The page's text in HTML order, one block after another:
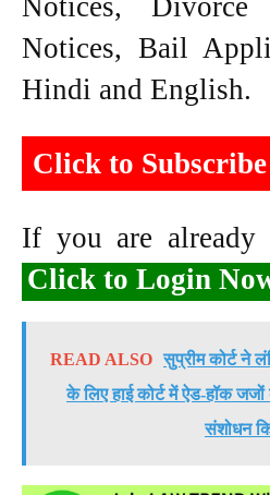
Notices, Bail
Hindi and English.
Click to Subscribe
If you are already
Click to Login
READ ALSO सुप्रीम कोर्ट ने
के लिए हाई कोर्ट में ऐड-हॉक जजों
संशोधन